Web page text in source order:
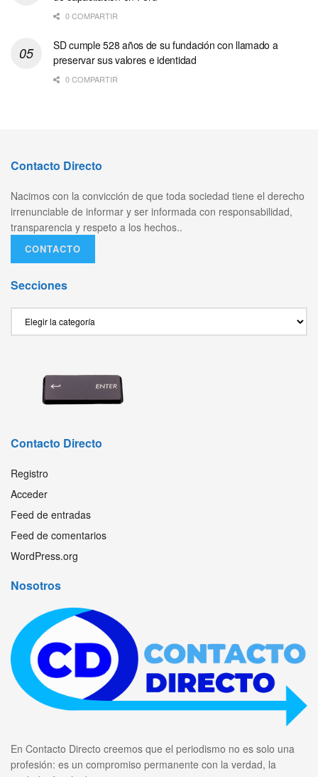
0 COMPARTIR
SD cumple 528 años de su fundación con llamado a
preservar sus valores e identidad
0 COMPARTIR
Contacto Directo
Nacimos con la convicción de que toda sociedad tiene el derecho
irrenunciable de informar y ser informada con responsabilidad,
transparencia y respeto a los hechos..
CONTACTO
Secciones
Contacto Directo
Registro
Acceder
Feed de entradas
Feed de comentarios
WordPress.org
Nosotros
En Contacto Directo creemos que el periodismo no es solo una
profesión: es un compromiso permanente con la verdad, la